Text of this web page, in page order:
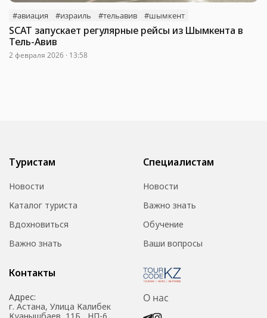
#авиация #израиль #тельавив #шымкент
SCAT запускает регулярные рейсы из Шымкента в
Тель-Авив
2 февраля 2026 · 13:58
Туристам
Новости
Каталог туриста
Вдохновиться
Важно знать
Специалистам
Новости
Важно знать
Обучение
Ваши вопросы
Контакты
Адрес:
г. Астана, Улица Калибек
О нас